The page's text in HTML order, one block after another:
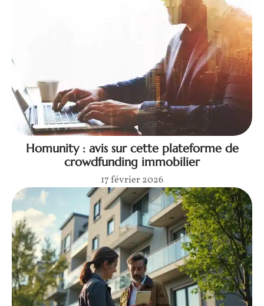
Homunity : avis sur cette plateforme de
crowdfunding immobilier
17 février 2026